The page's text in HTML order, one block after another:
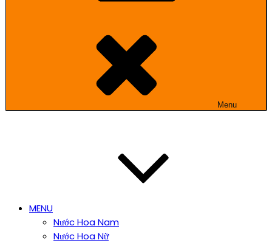
Menu
MENU
Nước Hoa Nam
Nước Hoa Nữ